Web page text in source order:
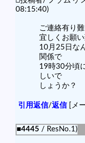
08:15:40)
ご連絡有り
宜しくお願い
10月25日な
関係で
19時30分頃
しいで
しょうか？
引用返信/返信[メ
■4445 / ResNo.1)